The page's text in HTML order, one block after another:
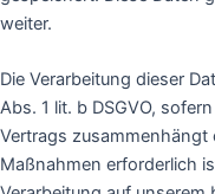
weiter.
Die Verarbeitung dieser
Abs. 1 lit. b DSGVO,
Vertrags
Maßnahmen erforderlich